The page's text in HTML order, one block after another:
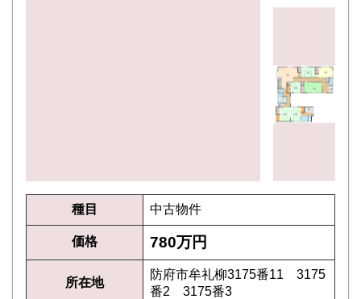
種目 中古物件
価格 780万円
所在地
防府市牟礼柳3175番11 3175
番2 3175番3